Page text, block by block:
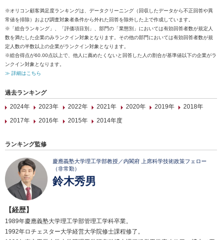
※オリコン顧客満足度ランキングは、データクリーニング（回収したデータから不正回答や異
常値を排除）および調査対象者条件から外れた回答を除外した上で作成しています。
※「総合ランキング」、「評価項目別」、部門の「業態別」においては有効回答者数が規定人
数を満たした企業のみランクイン対象となります。その他の部門においては有効回答者数が規
定人数の半数以上の企業がランクイン対象となります。
※総合得点が60.00点以上で、他人に薦めたくないと回答した人の割合が基準値以下の企業がラ
ンクイン対象となります。
≫ 詳細はこちら
過去ランキング
2024年
2023年 2022年 2021年 2020年 2019年
2018年
2017年
2016年 2015年 2014年度
ランキング監修
慶應義塾大学理工学部教授／内閣府 上席科学技術政策フェロー
（非常勤）
鈴木秀男
【経歴】
1989年慶應義塾大学理工学部管理工学科卒業。
1992年ロチェスター大学経営大学院修士課程修了。